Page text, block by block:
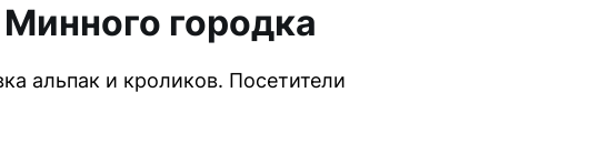
городка
альпак и кроликов. Посетители